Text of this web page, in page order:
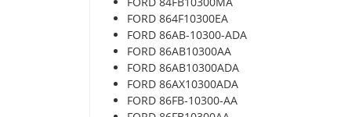
FORD 864F10300EA
FORD 86AB-10300-ADA
FORD 86AB10300AA
FORD 86AB10300ADA
FORD 86AX10300ADA
FORD 86FB-10300-AA